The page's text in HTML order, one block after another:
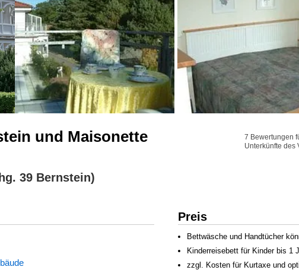
und Maisonette
39 Bernstein)
7 Bewertungen
Unterkünfte des
Preis
Bettwäsche und Handtücher
Kinderreisebett für Kinder bis 1
zzgl. Kosten für Kurtaxe und